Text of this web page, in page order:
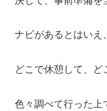
ナビがあるとはいえ
どこで休憩して、ど
色々調べて行った上